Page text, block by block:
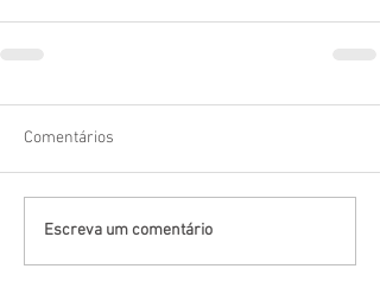
Comentários
Escreva um comentário